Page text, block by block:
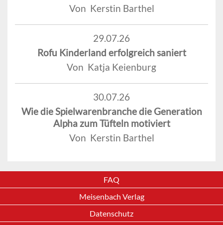
Von Kerstin Barthel
29.07.26
Rofu Kinderland erfolgreich saniert
Von Katja Keienburg
30.07.26
Wie die Spielwarenbranche die Generation
Alpha zum Tüfteln motiviert
Von Kerstin Barthel
FAQ
Meisenbach Verlag
Datenschutz